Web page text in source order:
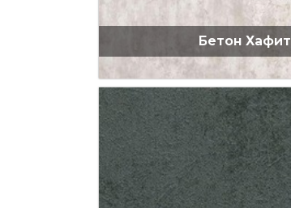
Бетон Хафит